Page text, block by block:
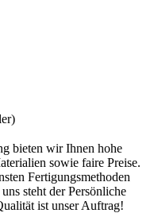
bieten wir Ihnen hohe
sowie faire Preise.
Fertigungsmethoden
steht der Persönliche
ist unser Auftrag!